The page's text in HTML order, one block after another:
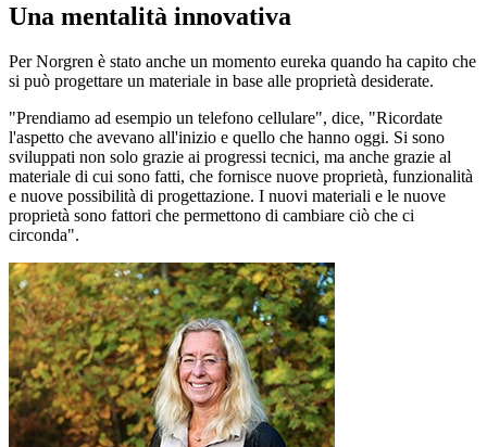
Una mentalità innovativa
Per Norgren è stato anche un momento eureka quando ha capito che
si può progettare un materiale in base alle proprietà desiderate.
"Prendiamo ad esempio un telefono cellulare", dice, "Ricordate
l'aspetto che avevano all'inizio e quello che hanno oggi. Si sono
sviluppati non solo grazie ai progressi tecnici, ma anche grazie al
materiale di cui sono fatti, che fornisce nuove proprietà, funzionalità
e nuove possibilità di progettazione. I nuovi materiali e le nuove
proprietà sono fattori che permettono di cambiare ciò che ci
circonda".